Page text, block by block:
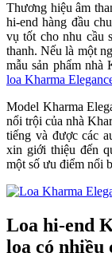
Thương hiệu âm
hi-end hàng đầu
vụ tốt cho nhu cầu
thanh. Nếu là một
mẫu sản phẩm nhà
loa Kharma
Model Kharma
nổi trội của nhà
tiếng và được các
xin giới thiệu đến
một số ưu điểm nổi
Loa hi-end
loa có